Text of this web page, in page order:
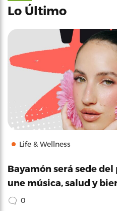
Lo Último
Life & Wellness
Bayamón será sede
une música, salud y
0